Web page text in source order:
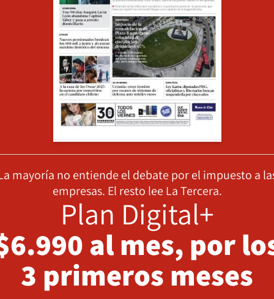
mayoría no entiende el debate por el impuesto a
empresas. El resto lee La Tercera.
Plan Digital+
al mes, por
3 primeros meses